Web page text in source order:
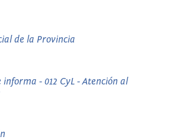
de la Provincia
informa - 012 CyL - Atención al